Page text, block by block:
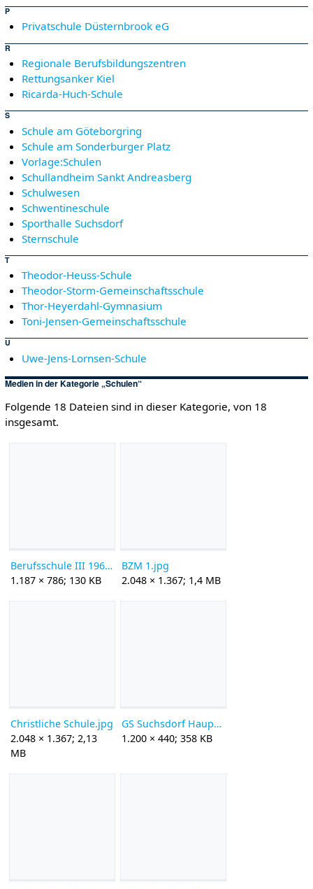
P
Privatschule Düsternbrook eG
R
Regionale Berufsbildungszentren
Rettungsanker Kiel
Ricarda-Huch-Schule
S
Schule am Göteborgring
Schule am Sonderburger Platz
Vorlage:Schulen
Schullandheim Sankt Andreasberg
Schulwesen
Schwentineschule
Sporthalle Suchsdorf
Sternschule
T
Theodor-Heuss-Schule
Theodor-Storm-Gemeinschaftsschule
Thor-Heyerdahl-Gymnasium
Toni-Jensen-Gemeinschaftsschule
U
Uwe-Jens-Lornsen-Schule
Medien in der Kategorie „Schulen“
Folgende 18 Dateien sind in dieser Kategorie, von 18
insgesamt.
Berufsschule III 1965.jpg
1.187 × 786; 130 KB
BZM 1.jpg
2.048 × 1.367; 1,4 MB
Christliche Schule.jpg
2.048 × 1.367; 2,13
MB
GS Suchsdorf Hauptgebaeude.jpg
1.200 × 440; 358 KB